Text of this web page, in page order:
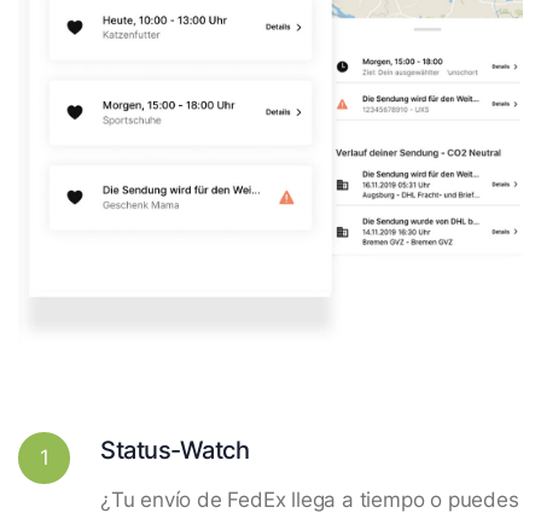
1 Status-Watch
¿Tu envío de FedEx llega a tiempo o puedes